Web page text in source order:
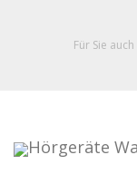
Für Sie